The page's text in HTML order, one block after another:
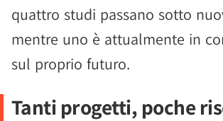
quattro studi passano sotto
mentre uno è attualmente in
sul proprio futuro.
Tanti progetti, poche